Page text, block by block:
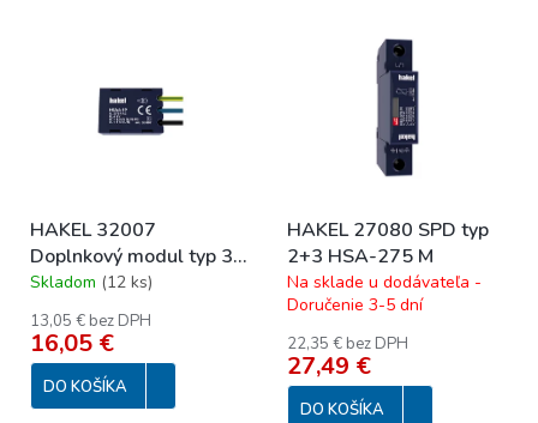
o
vd
u
k
o
v
HAKEL 32007
Doplnkový modul typ 3
HSAA-1P
Skladom (12 ks)
13,05 € bez DPH
16,05 €
DO KOŠÍKA
HAKEL 27080 SPD typ
2+3 HSA-275 M
Na sklade u dodávateľa -
Doručenie 3-5 dní
22,35 € bez DPH
27,49 €
DO KOŠÍKA